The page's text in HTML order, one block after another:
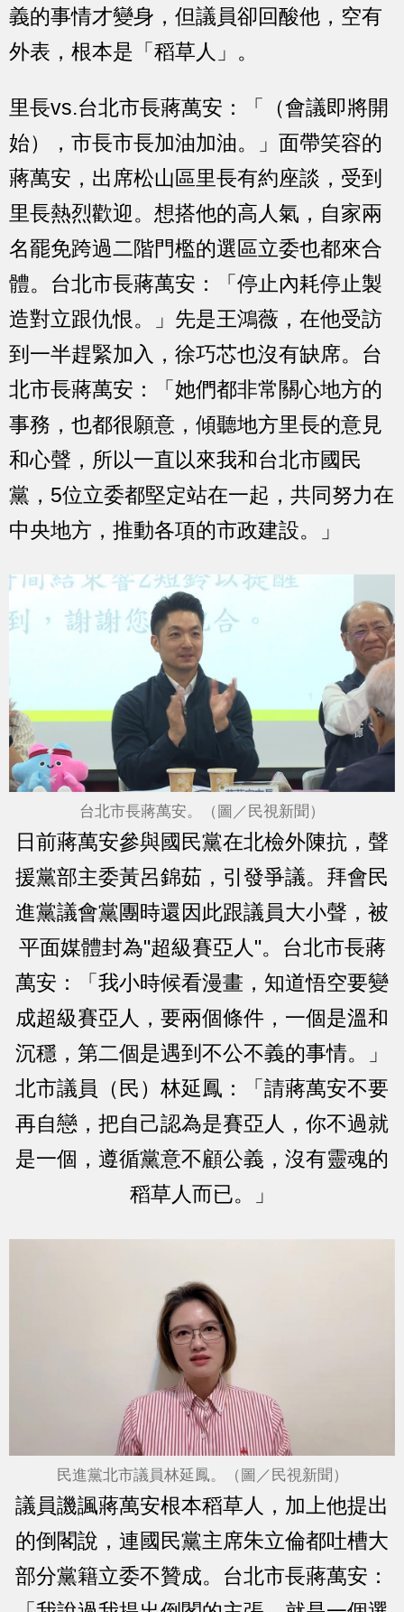
義的事情才變身，但議員卻回酸他，空有
外表，根本是「稻草人」。
里長vs.台北市長蔣萬安：「（會議即將開
始），市長市長加油加油。」面帶笑容的
蔣萬安，出席松山區里長有約座談，受到
里長熱烈歡迎。想搭他的高人氣，自家兩
名罷免跨過二階門檻的選區立委也都來合
體。台北市長蔣萬安：「停止內耗停止製
造對立跟仇恨。」先是王鴻薇，在他受訪
到一半趕緊加入，徐巧芯也沒有缺席。台
北市長蔣萬安：「她們都非常關心地方的
事務，也都很願意，傾聽地方里長的意見
和心聲，所以一直以來我和台北市國民
黨，5位立委都堅定站在一起，共同努力在
中央地方，推動各項的市政建設。」
台北市長蔣萬安。（圖／民視新聞）
日前蔣萬安參與國民黨在北檢外陳抗，聲
援黨部主委黃呂錦茹，引發爭議。拜會民
進黨議會黨團時還因此跟議員大小聲，被
平面媒體封為"超級賽亞人"。台北市長蔣
萬安：「我小時候看漫畫，知道悟空要變
成超級賽亞人，要兩個條件，一個是溫和
沉穩，第二個是遇到不公不義的事情。」
北市議員（民）林延鳳：「請蔣萬安不要
再自戀，把自己認為是賽亞人，你不過就
是一個，遵循黨意不顧公義，沒有靈魂的
稻草人而已。」
民進黨北市議員林延鳳。（圖／民視新聞）
議員譏諷蔣萬安根本稻草人，加上他提出
的倒閣說，連國民黨主席朱立倫都吐槽大
部分黨籍立委不贊成。台北市長蔣萬安：